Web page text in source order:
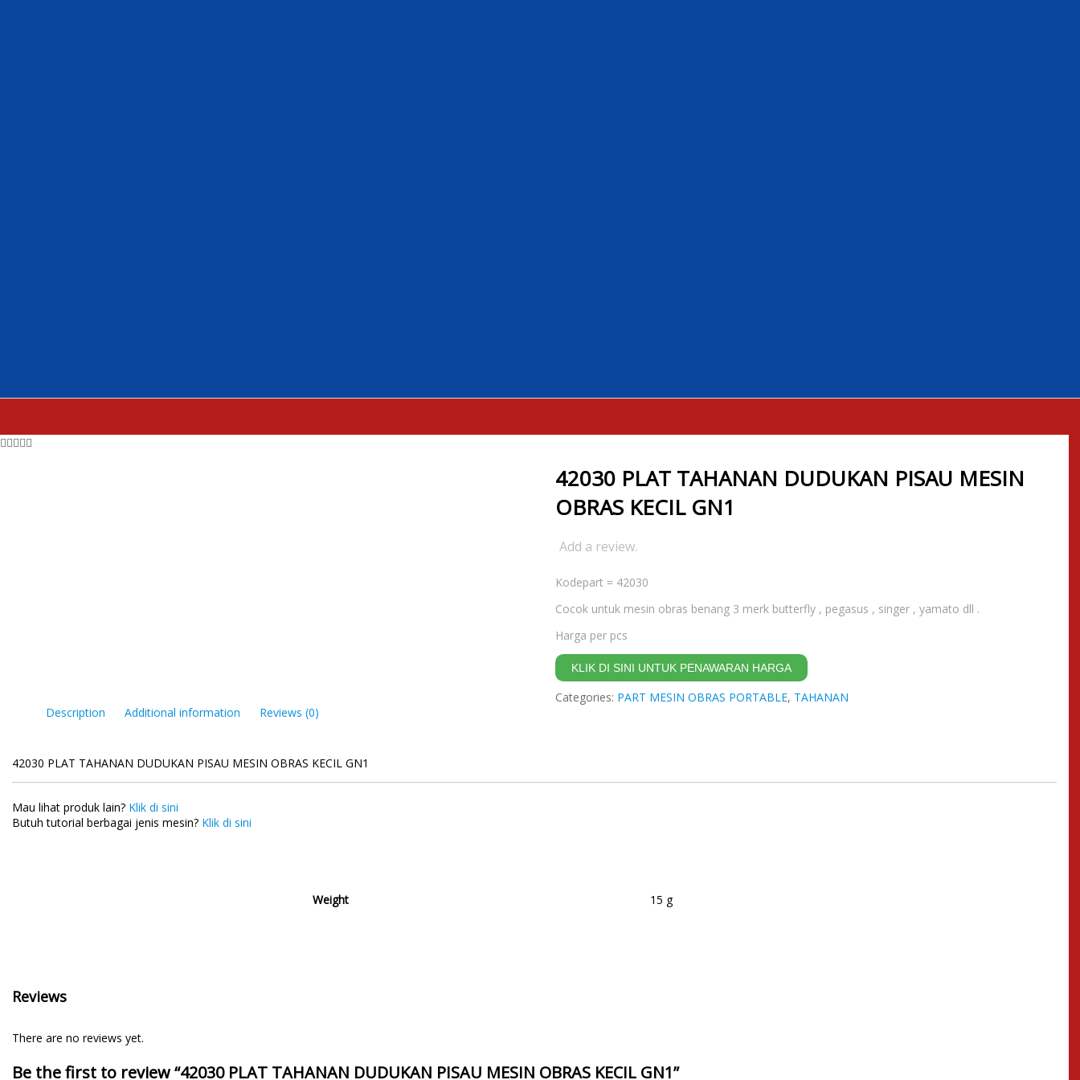
Home
42030 PLAT TAHANAN DUDUKAN PISAU MESIN
OBRAS KECIL GN1
Add a review.
Kodepart = 42030
Cocok untuk mesin obras benang 3 merk butterfly , pegasus , singer , yamato dll .
Harga per pcs
KLIK DI SINI UNTUK PENAWARAN HARGA
Categories: PART MESIN OBRAS PORTABLE, TAHANAN
Description
Additional information Reviews (0)
42030 PLAT TAHANAN DUDUKAN PISAU MESIN OBRAS KECIL GN1
Mau lihat produk lain? Klik di sini
Butuh tutorial berbagai jenis mesin? Klik di sini
Weight 15 g
Reviews
There are no reviews yet.
Be the first to review “42030 PLAT TAHANAN DUDUKAN PISAU MESIN OBRAS KECIL GN1”